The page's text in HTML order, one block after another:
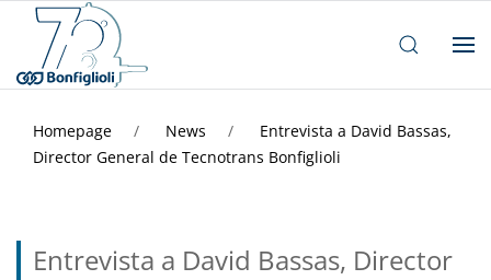
Homepage News
Entrevista a David Bassas,
Director General de Tecnotrans Bonfiglioli
Entrevista a David Bassas, Director